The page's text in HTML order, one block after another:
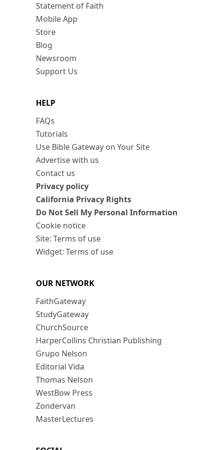
Statement of Faith
Mobile App
Store
Blog
Newsroom
Support Us
HELP
FAQs
Tutorials
Use Bible Gateway on Your Site
Advertise with us
Contact us
Privacy policy
California Privacy Rights
Do Not Sell My Personal Information
Cookie notice
Site: Terms of use
Widget: Terms of use
OUR NETWORK
FaithGateway
StudyGateway
ChurchSource
HarperCollins Christian Publishing
Grupo Nelson
Editorial Vida
Thomas Nelson
WestBow Press
Zondervan
MasterLectures